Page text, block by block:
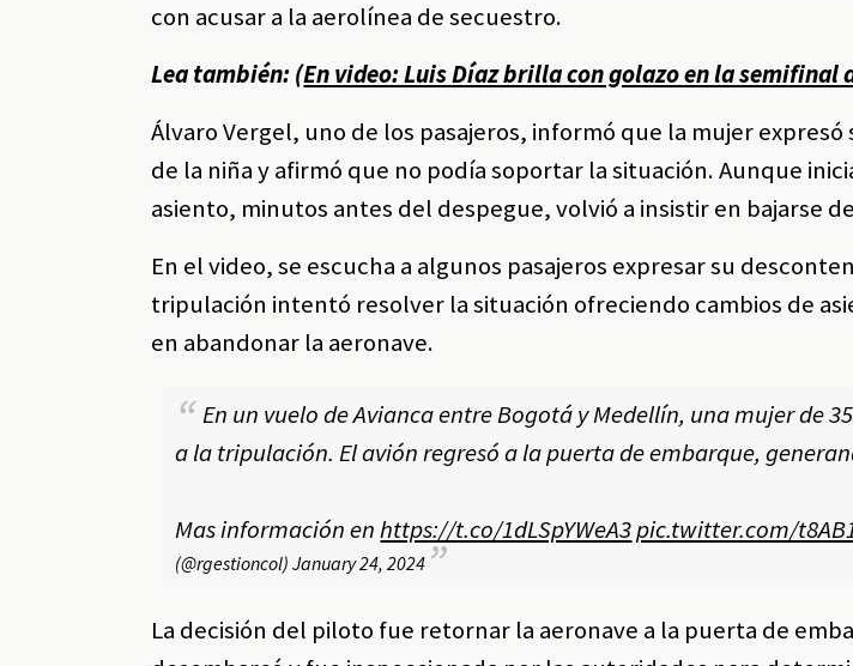
con acusar a la aerolínea de secuestro.
Lea también: (En video: Luis Díaz brilla con golazo en la semifinal
Álvaro Vergel, uno de los pasajeros, informó que la mujer
de la niña y afirmó que no podía soportar la situación. Aunque
asiento, minutos antes del despegue, volvió a insistir en bajarse
En el video, se escucha a algunos pasajeros expresar su
tripulación intentó resolver la situación ofreciendo cambios de
en abandonar la aeronave.
En un vuelo de Avianca entre Bogotá y Medellín, una mujer de
a la tripulación. El avión regresó a la puerta de embarque,
Mas información enhttps://t.co/1dLSpYWeA3pic.twitter.com/
(@rgestioncol)January 24, 2024
La decisión del piloto fue retornar la aeronave a la puerta de